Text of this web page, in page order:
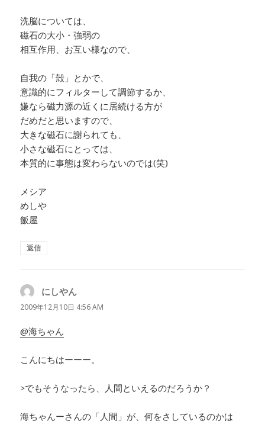
洗脳については、
磁石の大小・強弱の
相互作用、お互い様なので、
自我の「殻」とかで、
意識的にフィルターして調節するか、
嫌なら磁力源の近くに居続ける方が
だめだと思いますので、
大きな磁石に謝られても、
小さな磁石にとっては、
本質的に事態は変わらないのでは(笑)
メシア
めしや
飯屋
返信
にしやん
り:
2009年12月10日 4:56 AM
@海ちゃん
こんにちはーーー。
>でもそうなったら、人間といえるのだろうか？
海ちゃんーさんの「人間」が、何をさしているのかは